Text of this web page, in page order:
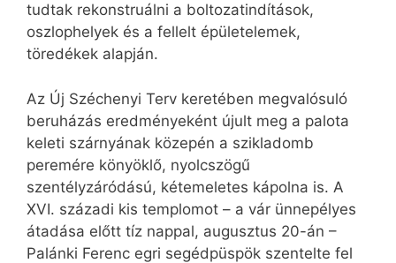
tudtak rekonstruálni a boltozatindítások,
oszlophelyek és a fellelt épületelemek,
töredékek alapján.
Az Új Széchenyi Terv keretében megvalósuló
beruházás eredményeként újult meg a palota
keleti szárnyának közepén a szikladomb
peremére könyöklő, nyolcszögű
szentélyzáródású, kétemeletes kápolna is. A
XVI. századi kis templomot – a vár ünnepélyes
átadása előtt tíz nappal, augusztus 20-án –
Palánki Ferenc egri segédpüspök szentelte fel